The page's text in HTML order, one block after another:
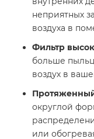
неприятных
воздуха в
Фильтр
больше
воздух в
округлой
или